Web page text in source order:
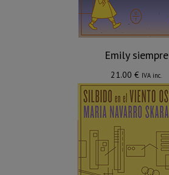
Emily siempre
21.00 € IVA inc.